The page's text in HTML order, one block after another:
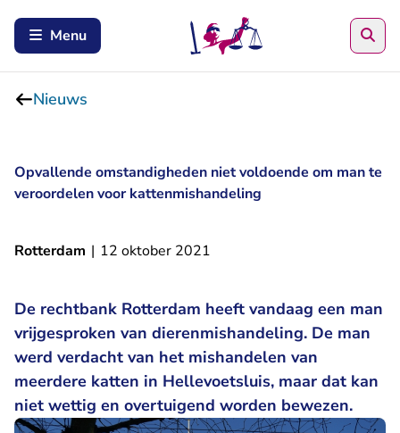
Menu
Nieuws
Opvallende omstandigheden niet voldoende om man te
veroordelen voor kattenmishandeling
Rotterdam | 12 oktober 2021
De rechtbank Rotterdam heeft vandaag een man
vrijgesproken van dierenmishandeling. De man
werd verdacht van het mishandelen van
meerdere katten in Hellevoetsluis, maar dat kan
niet wettig en overtuigend worden bewezen.